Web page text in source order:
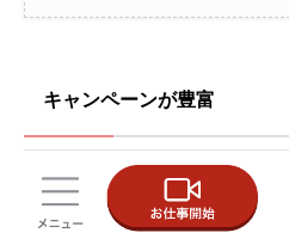
キャンペーンが豊富